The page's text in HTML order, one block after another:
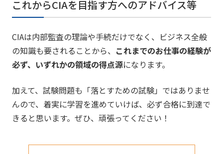
これからCIAを目指す方へのアドバイス等
CIAは内部監査の理論や手続だけでなく、ビジネス全般
の知識も要されることから、 これまでのお仕事の経験が
必ず、いずれかの領域の得点源になります。
加えて、試験問題も「落とすための試験」ではありませ
んので、着実に学習を進めていけば、必ず合格に到達で
きると思います。ぜひ、頑張ってください！